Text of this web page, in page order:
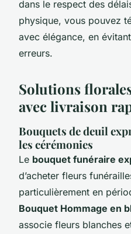
dans le respect des
physique, vous pouvez
avec élégance, en
erreurs.
Solutions
avec livraison
Bouquets de deuil
les cérémonies
Le bouquet funéraire
d’acheter fleurs
particulièrement en
Bouquet Hommage en
associe fleurs blanches